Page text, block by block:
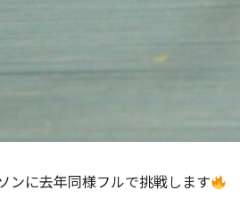
ンに去年同様フルで挑戦します